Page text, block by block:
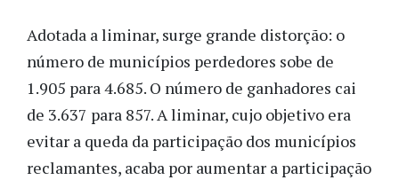
Adotada a liminar, surge grande distorção: o
número de municípios perdedores sobe de
1.905 para 4.685. O número de ganhadores cai
de 3.637 para 857. A liminar, cujo objetivo era
evitar a queda da participação dos municípios
reclamantes, acaba por aumentar a participação